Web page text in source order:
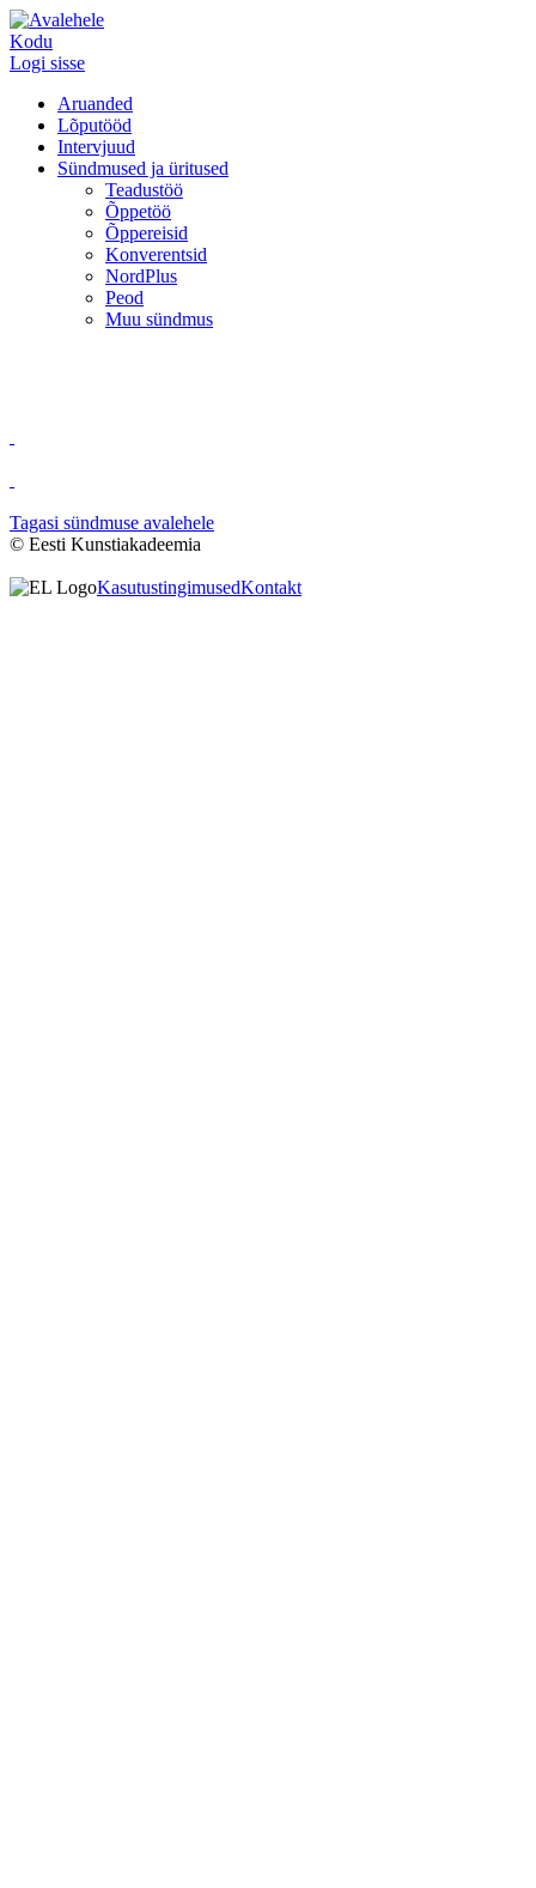
Kodu
Logi sisse
Aruanded
Lõputööd
Intervjuud
Sündmused ja üritused
Teadustöö
Õppetöö
Õppereisid
Konverentsid
NordPlus
Peod
Muu sündmus
Tagasi sündmuse avalehele
© Eesti Kunstiakadeemia
KasutustingimusedKontakt